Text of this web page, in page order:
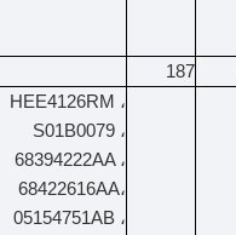
187
HEE4126RM ،
S01B0079 ،
68394222AA ،
68422616AA،
05154751AB ،